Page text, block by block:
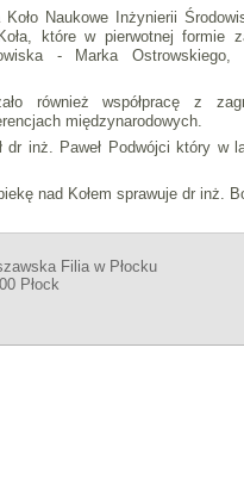
Naukowe Inżynierii
które w pierwotnej formie
- Marka Ostrowskiego,
również współpracę z
międzynarodowych.
dr inż. Paweł Podwójci który w
nad Kołem sprawuje dr inż.
Filia w Płocku
Płock